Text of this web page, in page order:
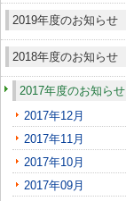
2019年度のお知らせ
2018年度のお知らせ
2017年度のお知らせ
2017年12月
2017年11月
2017年10月
2017年09月